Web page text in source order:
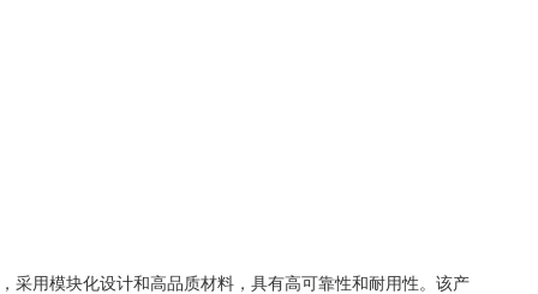
采用模块化设计和高品质材料，具有高可靠性和耐用性。该产